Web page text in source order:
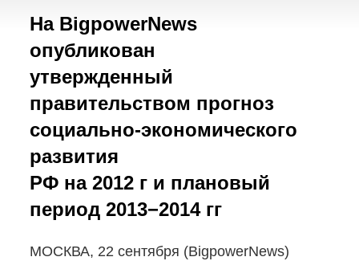
На BigpowerNews
опубликован
утвержденный
правительством прогноз
социально-экономического
развития
РФ на 2012 г и плановый
период 2013−2014 гг
МОСКВА, 22 сентября (BigpowerNews)